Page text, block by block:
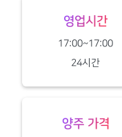
영업시간
17:00~17:00
24시간
양주 가격